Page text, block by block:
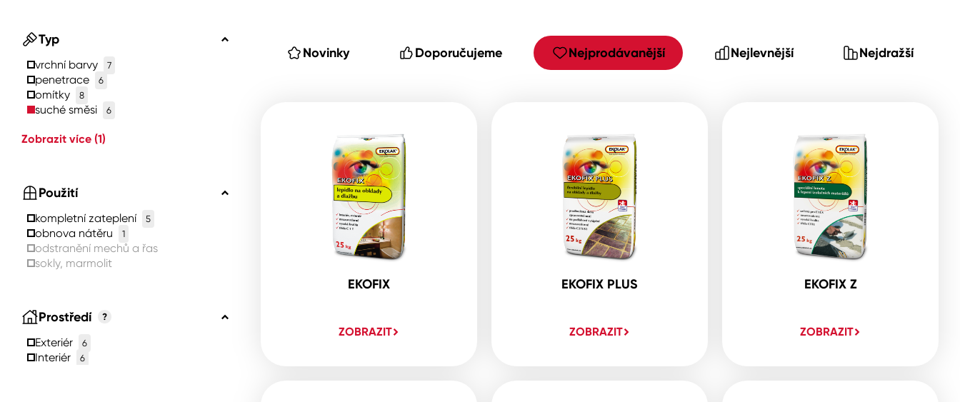
Typ
vrchní barvy 7
penetrace 6
omítky 8
suché směsi 6
Zobrazit více (1)
Použití
kompletní zateplení 5
obnova nátěru 1
odstranění mechů a řas
sokly, marmolit
Prostředí ?
Exteriér 6
Interiér 6
Novinky Doporučujeme Nejprodávanější Nejlevnější Nejdražší
EKOFIX
ZOBRAZIT
EKOFIX PLUS
ZOBRAZIT
EKOFIX Z
ZOBRAZIT